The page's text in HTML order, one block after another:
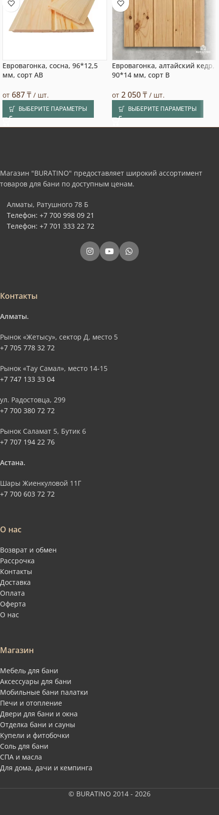
Евровагонка, сосна, 96*12,5
мм, сорт AB
от 687₸ / шт.
ВЫБЕРИТЕ ПАРАМЕТРЫ
Евровагонка, алтайский кедр,
90*14 мм, сорт B
от 2 050₸ / шт.
ВЫБЕРИТЕ ПАРАМЕТРЫ
Магазин "BURATINO" предоставляет широкий ассортимент
товаров для бани по доступным ценам.
Алматы, Ратушного 78 Б
Телефон: +7 700 998 09 21
Телефон: +7 701 333 22 72
Контакты
Алматы.
Рынок «Жетысу», сектор Д, место 5
+7 705 778 32 72
Рынок «Тау Самал», место 14-15
+7 747 133 33 04
ул. Радостовца, 299
+7 700 380 72 72
Рынок Саламат 5, Бутик 6
+7 707 194 22 76
Астана.
Шары Жиенкуловой 11Г
+7 700 603 72 72
О нас
Возврат и обмен
Рассрочка
Контакты
Доставка
Оплата
Оферта
О нас
Магазин
Мебель для бани
Аксессуары для бани
Мобильные бани палатки
Печи и отопление
Двери для бани и окна
Отделка бани и сауны
Купели и фитобочки
Соль для бани
СПА и масла
Для дома, дачи и кемпинга
© BURATINO 2014 - 2026